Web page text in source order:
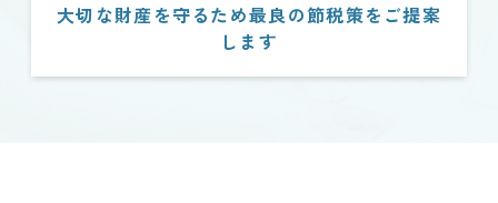
大切な財産を守るため最良の節税策をご提案
します